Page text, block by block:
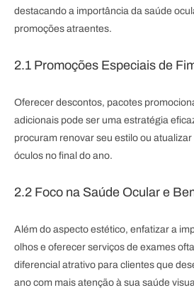
destacando a importância da saúde
promoções atraentes.
2.1 Promoções Especiais de
Oferecer descontos, pacotes
adicionais pode ser uma estratégia
procuram renovar seu estilo ou
óculos no final do ano.
2.2 Foco na Saúde Ocular e
Além do aspecto estético, enfatizar a
olhos e oferecer serviços de exames
diferencial atrativo para clientes que
ano com mais atenção à sua saúde